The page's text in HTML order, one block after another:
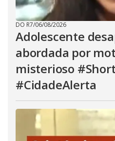
DO R7/06/08/2026
Adolescente
abordada por
misterioso
#CidadeAlerta